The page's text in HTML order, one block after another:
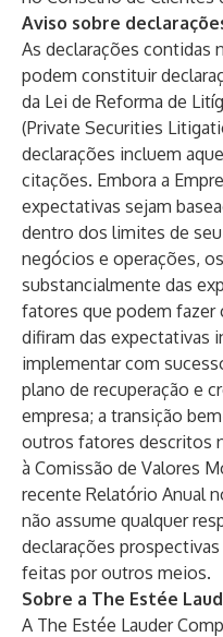
Aviso sobre
As declarações contidas
podem constituir
da Lei de Reforma de
(Private Securities
declarações incluem
citações. Embora a
expectativas sejam
dentro dos limites de
negócios e operações,
substancialmente das
fatores que podem fazer
difiram das expectativas
implementar com
plano de recuperação e
empresa; a transição
outros fatores descritos
à Comissão de Valores
recente Relatório Anual
não assume qualquer
declarações
feitas por outros meios.
Sobre a The Estée
A The Estée Lauder